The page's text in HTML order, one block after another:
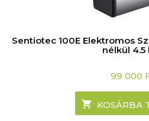
Sentiotec 100E Elektromos
nélkül 4.5
99 000
KOSÁRBA